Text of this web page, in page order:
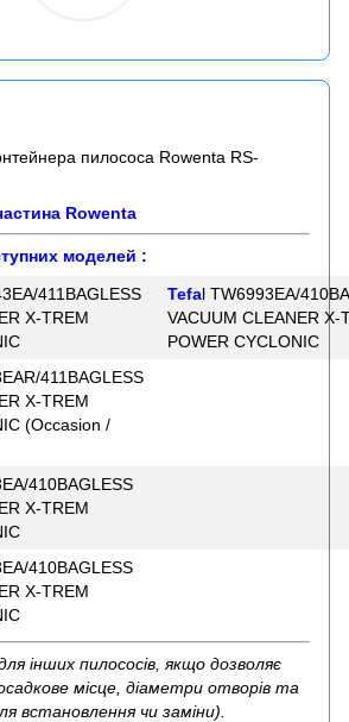
пилососа Rowenta RS-
Rowenta
моделей :
411BAGLESS
X-TREM
Tefal TW6993EA/
VACUUM CLEANER X-
POWER CYCLONIC
411BAGLESS
X-TREM
(Occasion /
410BAGLESS
X-TREM
410BAGLESS
X-TREM
інших пилососів, якщо дозволяє
місце, діаметри отворів та
встановлення чи заміни).